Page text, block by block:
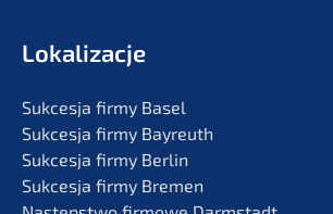
Lokali­zac­je
Sukces­ja firmy Basel
Sukces­ja firmy Bayreuth
Sukces­ja firmy Berlin
Sukces­ja firmy Bremen